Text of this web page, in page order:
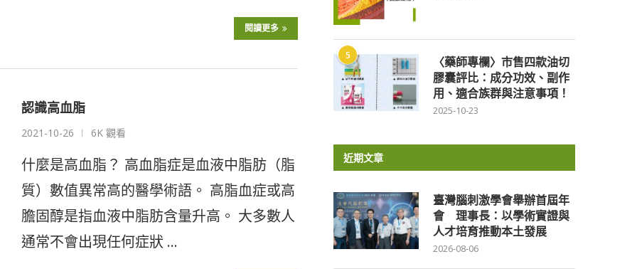
閱讀更多
認識高血脂
2021-10-26 6K 觀看
什麼是高血脂？ 高血脂症是血液中脂肪（脂
質）數值異常高的醫學術語。 高脂血症或高
膽固醇是指血液中脂肪含量升高。 大多數人
通常不會出現任何症狀 …
5
〈藥師專欄〉市售四款油切
膠囊評比：成分功效、副作
用、適合族群與注意事項！
2025-10-23
近期文章
臺灣腦刺激學會舉辦首屆年
會 理事長：以學術實證與
人才培育推動本土發展
2026-08-06